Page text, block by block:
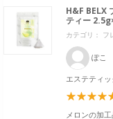
H&F BELX
ティー
カテゴリ： フ
ぽこ
エステティ
メロンの加